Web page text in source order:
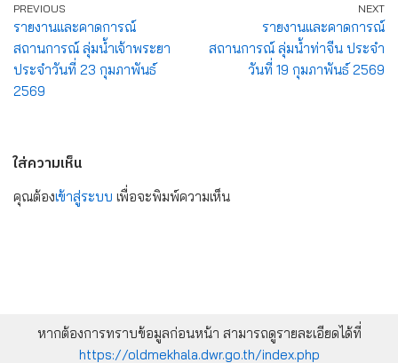
PREVIOUS
รายงานและคาดการณ์
สถานการณ์ ลุ่มน้ำเจ้าพระยา
ประจำวันที่ 23 กุมภาพันธ์
2569
NEXT
รายงานและคาดการณ์
สถานการณ์ ลุ่มน้ำท่าจีน ประจำ
วันที่ 19 กุมภาพันธ์ 2569
ใส่ความเห็น
คุณต้องเข้าสู่ระบบ เพื่อจะพิมพ์ความเห็น
หากต้องการทราบข้อมูลก่อนหน้า สามารถดูรายละเอียดได้ที่
https://oldmekhala.dwr.go.th/index.php